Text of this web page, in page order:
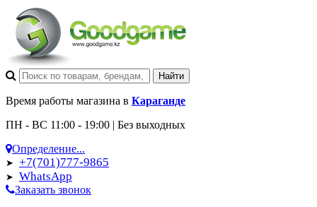
Время работы магазина в Караганде
ПН - ВС 11:00 - 19:00 | Без выходных
Определение...
➤ +7(701)777-9865
➤ WhatsApp
Заказать звонок